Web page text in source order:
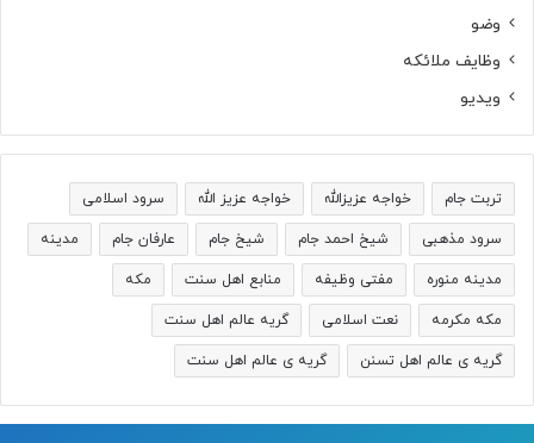
وضو
وظایف ملائکه
ویدیو
تربت جام خواجه عزیزالله خواجه عزیز الله سرود اسلامی
سرود مذهبی شیخ احمد جام شیخ جام عارفان جام مدینه
مدینه منوره مفتی وظیفه منابع اهل سنت مکه
مکه مکرمه نعت اسلامی گریه عالم اهل سنت
گریه ی عالم اهل تسنن گریه ی عالم اهل سنت